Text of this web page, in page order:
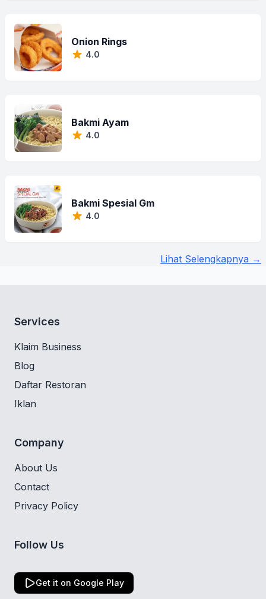
Onion Rings
4.0
Bakmi Ayam
4.0
Bakmi Spesial Gm
4.0
Lihat Selengkapnya →
Services
Klaim Business
Blog
Daftar Restoran
Iklan
Company
About Us
Contact
Privacy Policy
Follow Us
Get it on Google Play